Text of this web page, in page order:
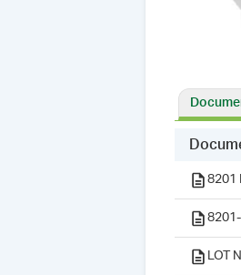
8201
8201-
LOT